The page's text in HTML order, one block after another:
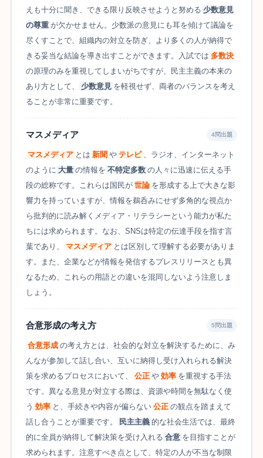
えも十分に聞き、できる限り反映させようと努める 少数意見
の尊重 が欠かせません。少数派の意見にも耳を傾けて議論を
尽くすことで、組織内の対立を防ぎ、より多くの人が納得で
きる妥当な結論を導き出すことができます。入試では 多数決
の原理のみを重視してしまいがちですが、民主主義の本来の
あり方として、
少数意見 を軽視せず、両者のバランスを考え
ることが非常に重要です。
マスメディア 4問出題
マスメディア とは 新聞 や テレビ 、ラジオ、インターネット
のように 大量 の情報を 不特定多数 の人々に迅速に伝える手
段の総称です。これらは国民が 世論 を形成する上で大きな影
響力を持っていますが、情報を鵜呑みにせず多角的な視点か
ら批判的に読み解くメディア・リテラシーという能力が私た
ちには求められます。なお、SNSは特定の伝達手段を指す言
葉であり、
マスメディア とは区別して理解する必要がありま
す。また、企業などが情報を発信するプレスリリースとも異
なるため、これらの用語との違いを混同しないよう注意しま
しょう。
合意形成の考え方 5問出題
合意形成 の考え方とは、社会的な対立を解決するために、み
んなが参加して話し合い、互いに納得し受け入れられる解決
策を求めるプロセスにおいて、
公正 や 効率 を重視する手法
です。異なる意見が対立する際は、資源や時間を無駄なく使
う 効率 と、手続きや内容が偏らない 公正 の観点を踏まえて
話し合うことが重要です。
民主主義 的な社会生活では、最終
的に全員が納得して解決策を受け入れる 合意 を目指すことが
求められます。注意すべき点として、特定の人が不当な制限